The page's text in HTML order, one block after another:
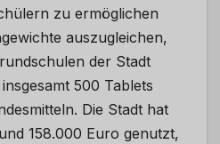
zu ermöglichen
auszugleichen,
der Stadt
500 Tablets
Die Stadt hat
158.000 Euro genutzt,